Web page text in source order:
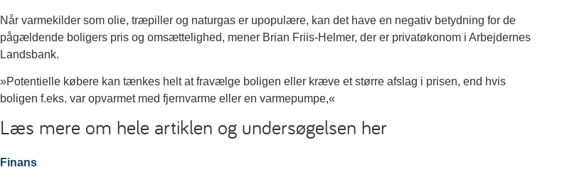
Når varmekilder som olie, træpiller og naturgas er upopulære, kan det have en negativ betydning for de
pågældende boligers pris og omsættelighed, mener Brian Friis-Helmer, der er privatøkonom i Arbejdernes
Landsbank.
»Potentielle købere kan tænkes helt at fravælge boligen eller kræve et større afslag i prisen, end hvis
boligen f.eks. var opvarmet med fjernvarme eller en varmepumpe,«
Læs mere om hele artiklen og undersøgelsen her
Finans